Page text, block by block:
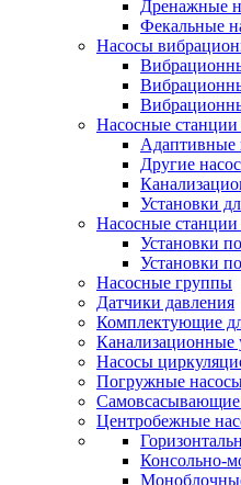
Дренажные
Фекальные
Насосы
Насосные
Адаптивные
Другие
Установки
Насосные
Установки
Установки
Насосные группы
Датчики давления
Комплектующие
Канализационные
Насосы
Погружные
Центробежные
Консольно-